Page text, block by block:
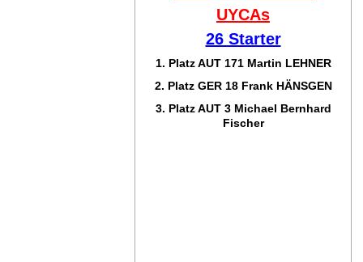
UYCAs
26 Starter
1. Platz AUT 171 Martin LEHNER
2. Platz GER 18 Frank HÄNSGEN
3. Platz AUT 3 Michael Bernhard
Fischer